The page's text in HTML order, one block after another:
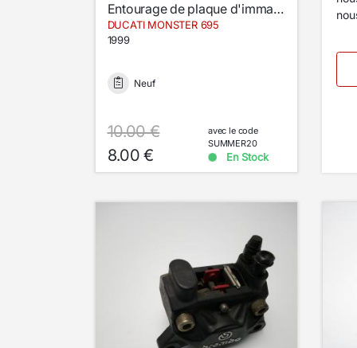
Entourage de plaque d'immatriculation
DUCATI MONSTER 695
1999
Neuf
10.00 €
8.00 €
avec le code
SUMMER20
En Stock